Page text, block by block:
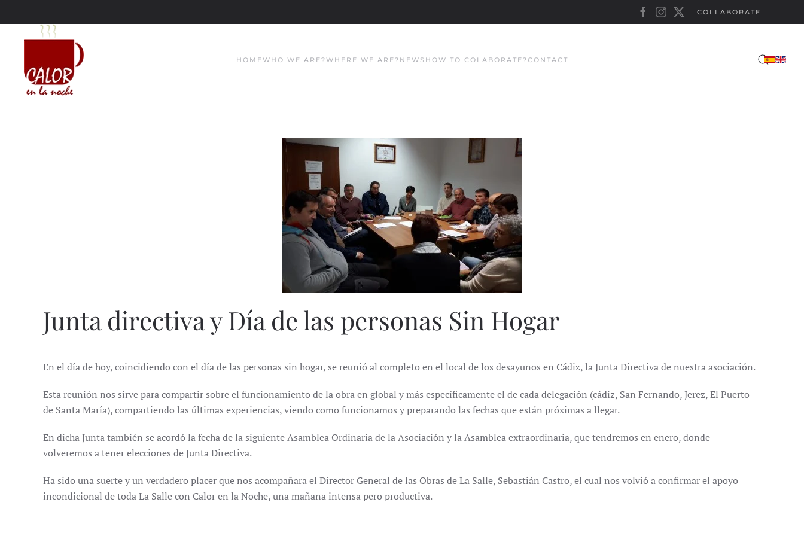
Skip to main content
COLLABORATE
HOMEWHO WE ARE?WHERE WE ARE? NEWS HOW TO COLABORATE?CONTACT
Junta directiva y Día de las personas Sin Hogar
En el día de hoy, coincidiendo con el día de las personas sin hogar, se reunió al completo en el local de los desayunos en Cádiz, la Junta Directiva de nuestra asociación.
Esta reunión nos sirve para compartir sobre el funcionamiento de la obra en global y más específicamente el de cada delegación (cádiz, San Fernando, Jerez, El Puerto
de Santa María), compartiendo las últimas experiencias, viendo como funcionamos y preparando las fechas que están próximas a llegar.
En dicha Junta también se acordó la fecha de la siguiente Asamblea Ordinaria de la Asociación y la Asamblea extraordinaria, que tendremos en enero, donde
volveremos a tener elecciones de Junta Directiva.
Ha sido una suerte y un verdadero placer que nos acompañara el Director General de las Obras de La Salle, Sebastián Castro, el cual nos volvió a confirmar el apoyo
incondicional de toda La Salle con Calor en la Noche, una mañana intensa pero productiva.